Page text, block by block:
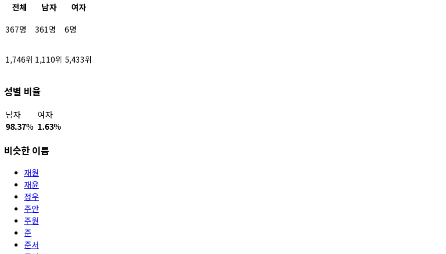
전체
남자
여자
367명
361명 6명
1,746위 1,110위 5,433위
성별 비율
남자
98.37%
여자
1.63%
비슷한 이름
재원
재윤
정우
주안
주원
준
준서